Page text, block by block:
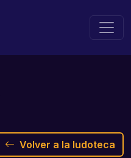
Volver a la ludoteca